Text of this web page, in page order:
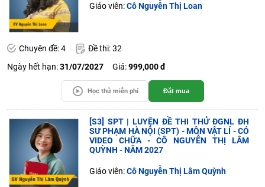
Giáo viên:Cô Nguyễn Thị Loan
Chuyên đề: 4
Đề thi: 32
Ngày hết hạn:31/07/2027 Giá:999,000 đ
Học thử miễn phí Đặt mua
[S3] SPT | LUYỆN ĐỀ THI THỬ ĐGNL ĐH
SƯ PHẠM HÀ NỘI (SPT) - MÔN VẬT LÍ - CÓ
VIDEO CHỮA - CÔ NGUYỄN THỊ LÂM
QUỲNH - NĂM 2027
Giáo viên:Cô Nguyễn Thị Lâm Quỳnh